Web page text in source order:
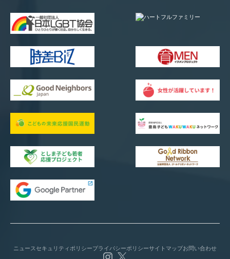
ニュース セキュリティポリシープライバシーポリシーサイトマップお問い合わせ